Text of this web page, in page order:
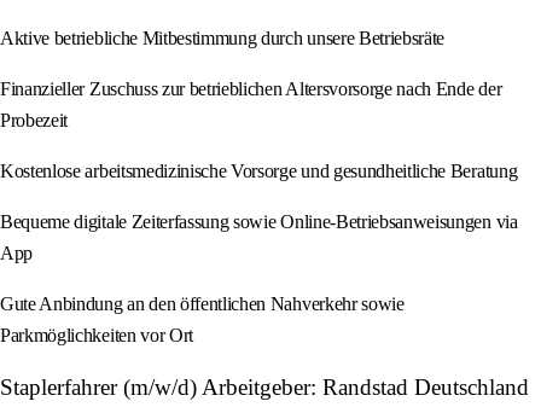
Aktive betriebliche Mitbestimmung durch unsere Betriebsräte
Finanzieller Zuschuss zur betrieblichen Altersvorsorge nach Ende der
Probezeit
Kostenlose arbeitsmedizinische Vorsorge und gesundheitliche Beratung
Bequeme digitale Zeiterfassung sowie Online-Betriebsanweisungen via
App
Gute Anbindung an den öffentlichen Nahverkehr sowie
Parkmöglichkeiten vor Ort
Staplerfahrer (m/w/d) Arbeitgeber: Randstad Deutschland